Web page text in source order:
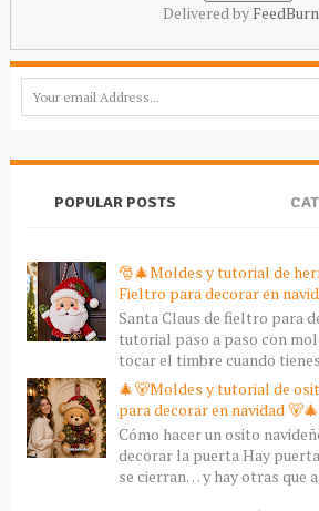
Delivered by
POPULAR POSTS
🎅🎄Moldes y tutorial de
Fieltro para decorar en
Santa Claus de fieltro para
tutorial paso a paso con
tocar el timbre cuando
🎄🐻Moldes y tutorial de
para decorar en navidad 🐻🎄
Cómo hacer un osito
decorar la puerta Hay
se cierran… y hay otras que